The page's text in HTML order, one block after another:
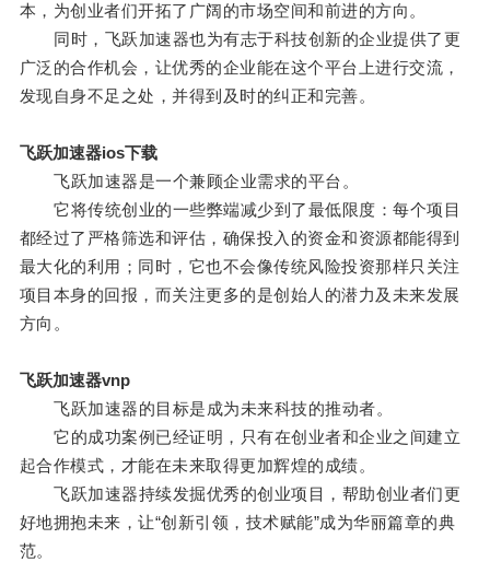
本，为创业者们开拓了广阔的市场空间和前进的方向。
同时，飞跃加速器也为有志于科技创新的企业提供了更
广泛的合作机会，让优秀的企业能在这个平台上进行交流，
发现自身不足之处，并得到及时的纠正和完善。
飞跃加速器ios下载
飞跃加速器是一个兼顾企业需求的平台。
它将传统创业的一些弊端减少到了最低限度：每个项目
都经过了严格筛选和评估，确保投入的资金和资源都能得到
最大化的利用；同时，它也不会像传统风险投资那样只关注
项目本身的回报，而关注更多的是创始人的潜力及未来发展
方向。
飞跃加速器vnp
飞跃加速器的目标是成为未来科技的推动者。
它的成功案例已经证明，只有在创业者和企业之间建立
起合作模式，才能在未来取得更加辉煌的成绩。
飞跃加速器持续发掘优秀的创业项目，帮助创业者们更
好地拥抱未来，让“创新引领，技术赋能”成为华丽篇章的典
范。